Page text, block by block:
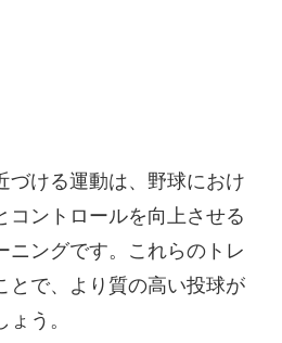
づける運動は、野球におけ
コントロールを向上させる
ニングです。これらのトレ
とで、より質の高い投球が
う。